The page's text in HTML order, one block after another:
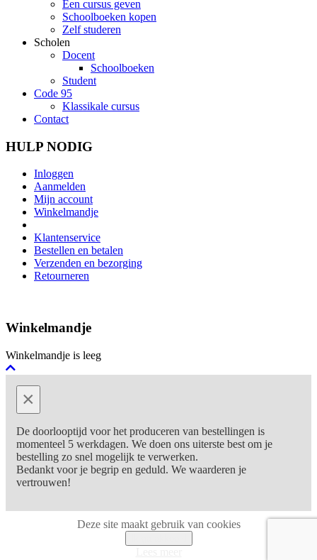
Een cursus geven
Schoolboeken kopen
Zelf studeren
Scholen
Docent
Schoolboeken
Student
Code 95
Klassikale cursus
Contact
HULP NODIG
Inloggen
Aanmelden
Mijn account
Winkelmandje
Klantenservice
Bestellen en betalen
Verzenden en bezorging
Retourneren
Winkelmandje
Winkelmandje is leeg
×
De doorlooptijd voor het produceren van bestellingen is
momenteel 5 werkdagen. We doen ons uiterste best om je
bestelling zo snel mogelijk te verwerken.
Bedankt voor je begrip en geduld. We waarderen je
vertrouwen!
Deze site maakt gebruik van cookies